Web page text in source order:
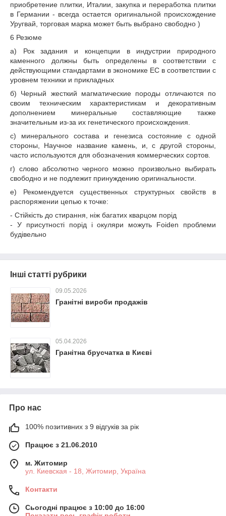
приобретение плитки, Италии, закупка и переработка плитки
в Германии - всегда остается оригинальной происхождение
Уругвай, торговая марка может быть выбрано свободно )
6 Резюме
а) Рок задания и концепции в индустрии природного
каменного должны быть определены в соответствии с
действующими стандартами в экономике ЕС в соответствии с
уровнем техники и прикладных
б) Черный жесткий магматические породы отличаются по
своим техническим характеристикам и декоративным
дополнением минеральные составляющие также
значительным из-за их генетического происхождения.
с) минерального состава и генезиса состояние с одной
стороны, Научное название камень, и, с другой стороны,
часто используются для обозначения коммерческих сортов.
г) слово абсолютно черного можно произвольно выбирать
свободно и не подлежит принуждению оригинальности.
е) Рекомендуется существенных структурных свойств в
распоряжении цепью к точке:
- Стійкість до стирання, ніж багатих кварцом порід
- У присутності порід і окуляри можуть Foiden проблеми
будівельно
Інші статті рубрики
09.05.2026
Гранітні вироби продажів
05.04.2026
Гранітна брусчатка в Києві
Про нас
100% позитивних з 9 відгуків за рік
Працює з 21.06.2010
м. Житомир
ул. Киевская - 18, Житомир, Україна
Контакти
Сьогодні працює з 10:00 до 16:00